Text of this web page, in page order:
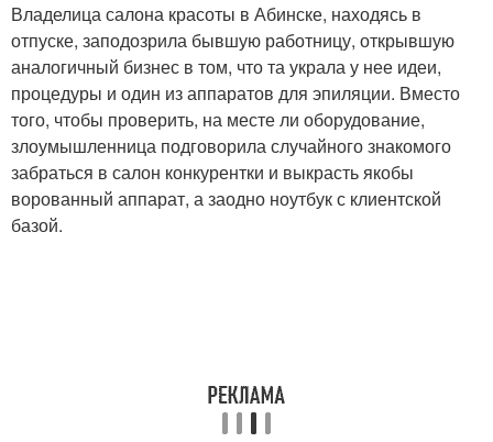
Владелица салона красоты в Абинске, находясь в
отпуске, заподозрила бывшую работницу, открывшую
аналогичный бизнес в том, что та украла у нее идеи,
процедуры и один из аппаратов для эпиляции. Вместо
того, чтобы проверить, на месте ли оборудование,
злоумышленница подговорила случайного знакомого
забраться в салон конкурентки и выкрасть якобы
ворованный аппарат, а заодно ноутбук с клиентской
базой.